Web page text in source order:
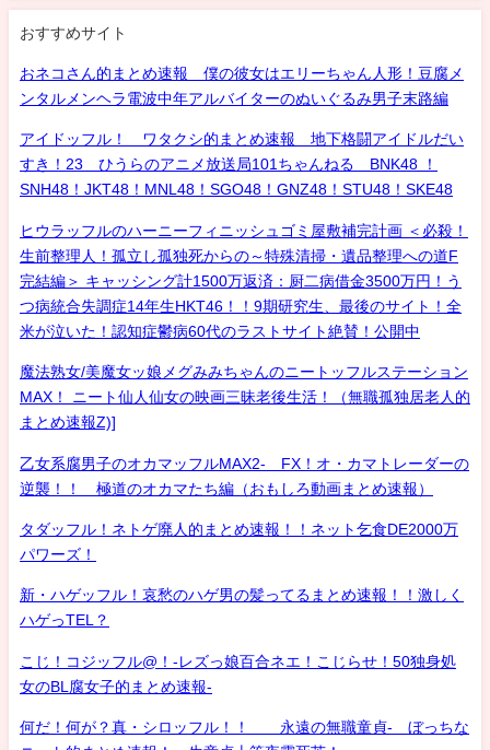
おすすめサイト
おネコさん的まとめ速報 僕の彼女はエリーちゃん人形！豆腐メ
ンタルメンヘラ電波中年アルバイターのぬいぐるみ男子末路編
アイドッフル！ ワタクシ的まとめ速報 地下格闘アイドルだい
すき！23 ひうらのアニメ放送局101ちゃんねる BNK48 ！
SNH48！JKT48！MNL48！SGO48！GNZ48！STU48！SKE48
ヒウラッフルのハーニーフィニッシュゴミ屋敷補完計画 ＜必殺！
生前整理人！孤立し孤独死からの～特殊清掃・遺品整理への道F
完結編＞ キャッシング計1500万返済：厨二病借金3500万円！う
つ病統合失調症14年生HKT46！！9期研究生、最後のサイト！全
米が泣いた！認知症鬱病60代のラストサイト絶賛！公開中
魔法熟女/美魔女ッ娘メグみみちゃんのニートッフルステーション
MAX！ ニート仙人仙女の映画三昧老後生活！（無職孤独居老人的
まとめ速報Z)]
乙女系腐男子のオカマッフルMAX2- FX！オ・カマトレーダーの
逆襲！！ 極道のオカマたち編（おもしろ動画まとめ速報）
タダッフル！ネトゲ廃人的まとめ速報！！ネット乞食DE2000万
パワーズ！
新・ハゲッフル！哀愁のハゲ男の髪ってるまとめ速報！！激しく
ハゲっTEL？
こじ！コジッフル@！-レズっ娘百合ネエ！こじらせ！50独身処
女のBL腐女子的まとめ速報-
何だ！何が？真・シロッフル！！ 永遠の無職童貞- ぼっちな